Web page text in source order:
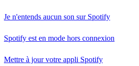
Je n'entends aucun son sur Spotify
Spotify est en mode hors connexion
Mettre à jour votre appli Spotify